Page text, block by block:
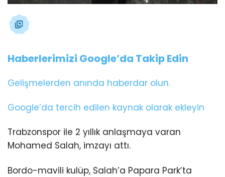
Haberlerimizi Google’da Takip Edin
Gelişmelerden anında haberdar olun.
Google’da tercih edilen kaynak olarak ekleyin
Trabzonspor ile 2 yıllık anlaşmaya varan
Mohamed Salah, imzayı attı.
Bordo-mavili kulüp, Salah’a Papara Park’ta